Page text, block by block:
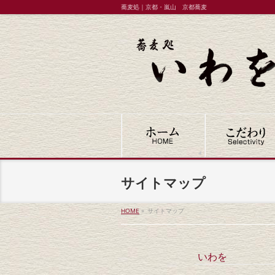
蕎麦処｜京都・嵐山 京都蕎麦
サイトマップ
HOME » サイトマップ
いわを